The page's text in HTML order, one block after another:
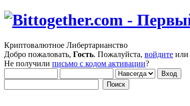
Криптовалютное Либертарианство
Добро пожаловать, Гость. Пожалуйста, войдите или
Не получили письмо с кодом активации?